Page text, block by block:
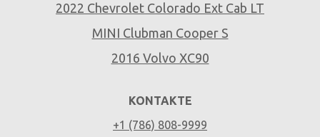
2022 Chevrolet Colorado Ext Cab LT
MINI Clubman Cooper S
2016 Volvo XC90
KONTAKTE
+1 (786) 808-9999